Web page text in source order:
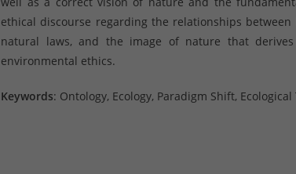
ethical discourse regarding the relationships
natural laws, and the image of nature that
environmental ethics.
Keywords: Ontology, Ecology, Paradigm Shift,